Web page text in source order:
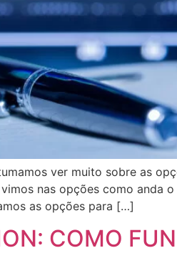
ver muito sobre as
vimos nas opções como anda
as opções para […]
COMO